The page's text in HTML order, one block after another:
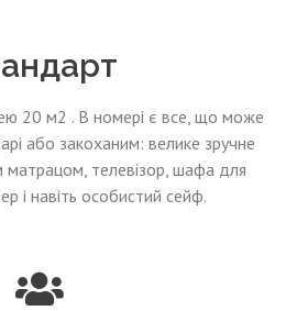
20 м2 . В номері є все, що може
або закоханим: велике зручне
телевізор, шафа для
і навіть особистий сейф.